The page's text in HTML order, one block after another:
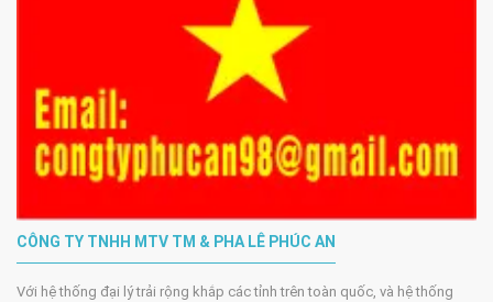
CÔNG TY TNHH MTV TM & PHA LÊ PHÚC AN
Với hệ thống đại lý trải rộng khắp các tỉnh trên toàn quốc, và hệ thống